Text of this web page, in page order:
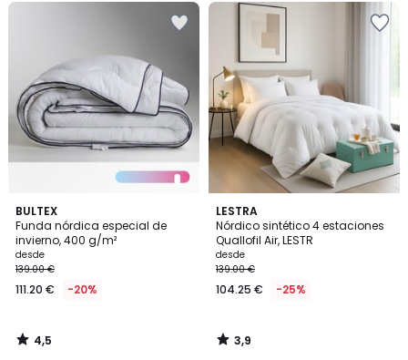
BULTEX
Funda nórdica especial de
invierno, 400 g/m²
desde
139.00 €
111.20 € -20%
4,5
/ 5
4,5
/
LESTRA
Nórdico sintético 4 estaciones
Quallofil Air, LESTR
desde
139.00 €
104.25 € -25%
3,9
/ 5
3,9
/